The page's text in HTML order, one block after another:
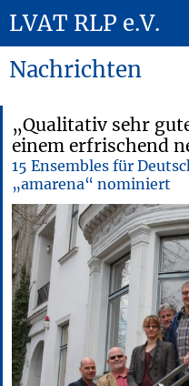
LVAT RLP e.V.
Nachrichten
„Qualitativ sehr
einem erfrischend
15 Ensembles für
„amarena“ nominiert